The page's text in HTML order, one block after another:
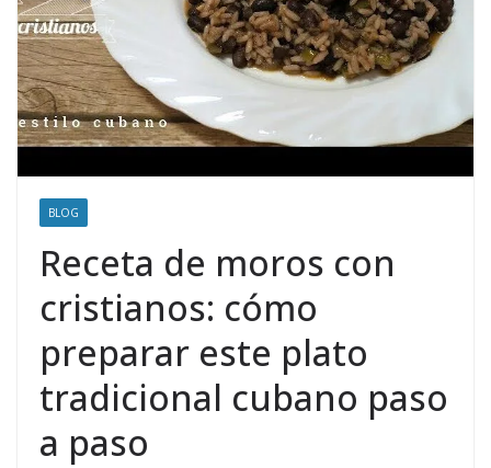
BLOG
Receta de moros con
cristianos: cómo
preparar este plato
tradicional cubano paso
a paso